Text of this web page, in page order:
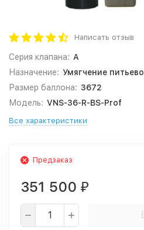
Написать отзыв
Серия клапана: A
Назначение: Умягчение
Размер баллона: 3672
Модель: VNS-36-R-BS-Prof
Все характеристики
Предзаказ
351 500 ₽